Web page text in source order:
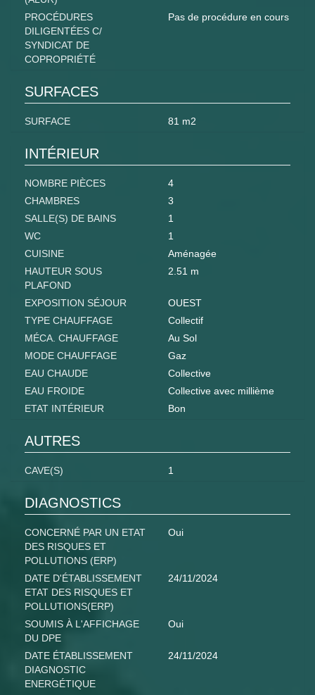
PROCÉDURES
DILIGENTÉES C/
SYNDICAT DE
COPROPRIÉTÉ
Pas de procédure en cours
SURFACES
SURFACE 81 m2
INTÉRIEUR
NOMBRE PIÈCES
4
CHAMBRES
3
SALLE(S) DE BAINS
1
WC
1
CUISINE
Aménagée
HAUTEUR SOUS
PLAFOND
2.51 m
EXPOSITION SÉJOUR
OUEST
TYPE CHAUFFAGE
Collectif
MÉCA. CHAUFFAGE
Au Sol
MODE CHAUFFAGE
Gaz
EAU CHAUDE
Collective
EAU FROIDE
Collective avec millième
ETAT INTÉRIEUR
Bon
AUTRES
CAVE(S) 1
DIAGNOSTICS
CONCERNÉ PAR UN ETAT
DES RISQUES ET
POLLUTIONS (ERP)
Oui
DATE D'ÉTABLISSEMENT
ETAT DES RISQUES ET
POLLUTIONS(ERP)
24/11/2024
SOUMIS À L'AFFICHAGE
DU DPE
Oui
DATE ÉTABLISSEMENT
DIAGNOSTIC
ENERGÉTIQUE
24/11/2024